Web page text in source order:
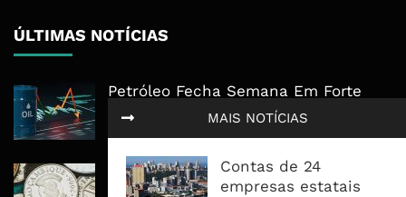
MAIS NOTÍCIAS
Contas de 24
empresas estatais
ÚLTIMAS NOTÍCIAS
Petróleo Fecha Semana Em Forte
Queda, Mas Hormuz Mantém O
Economia Moçambicana Procura
Recuperar em 2026, Mas Crédito,